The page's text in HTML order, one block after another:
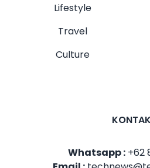
Lifestyle
Travel
Culture
KONTAK
Whatsapp : +62